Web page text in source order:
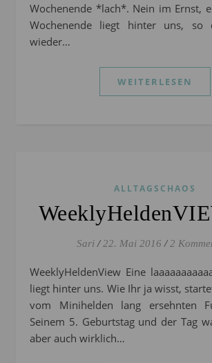
Wochenende *lach*. Nein im Ernst,
Wochenende liegt hinter uns, so
wieder…
WEITERLESEN
ALLTAGSCHAOS
Sari / 22. Mai 2016 / 2
WeeklyHeldenView Eine laaaaaaaaaaaaange Woche
liegt hinter uns. Wie Ihr ja wisst,
vom Minihelden lang ersehnten
Seinem 5. Geburtstag und der Tag
aber auch wirklich…